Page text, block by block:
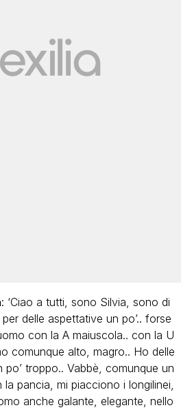
: ‘Ciao a tutti, sono Silvia, sono di
delle aspettative un po’.. forse
con la A maiuscola.. con la U
comunque alto, magro.. Ho delle
troppo.. Vabbè, comunque un
pancia, mi piacciono i longilinei,
anche galante, elegante, nello